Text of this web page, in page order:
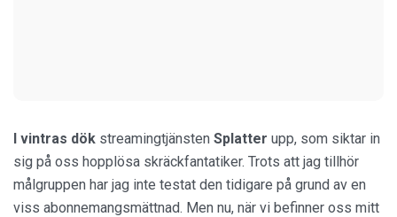
I vintras dök streamingtjänsten Splatter upp, som siktar in
sig på oss hopplösa skräckfantatiker. Trots att jag tillhör
målgruppen har jag inte testat den tidigare på grund av en
viss abonnemangsmättnad. Men nu, när vi befinner oss mitt